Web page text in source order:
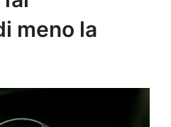
meno la